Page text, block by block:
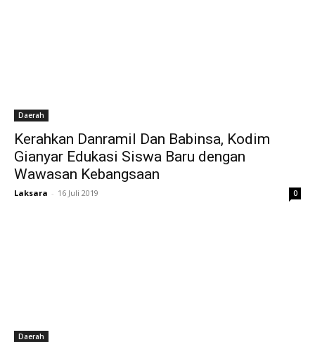
Daerah
Kerahkan Danramil Dan Babinsa, Kodim
Gianyar Edukasi Siswa Baru dengan
Wawasan Kebangsaan
Laksara - 16 Juli 2019 0
Daerah